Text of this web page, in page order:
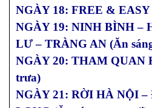
NGÀY 18: FREE &
NGÀY 19: NINH BÌNH –
LƯ – TRÀNG AN (Ăn
NGÀY 20: THAM QUAN
trưa)
NGÀY 21: RỜI HÀ NỘI